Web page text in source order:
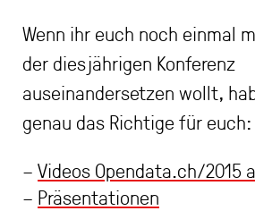
Wenn ihr euch noch einmal
der diesjährigen Konferenz
auseinandersetzen wollt,
genau das Richtige für euch:
– Videos Opendata.ch/2015
– Präsentationen